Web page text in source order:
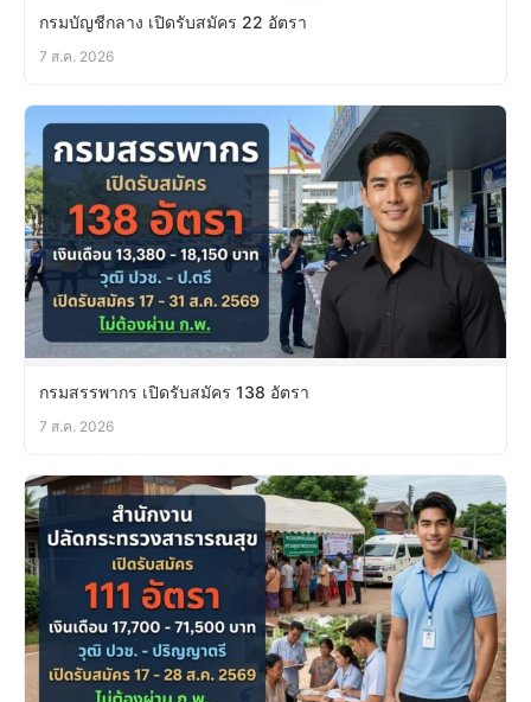
กรมบัญชีกลาง เปิดรับสมัคร 22 อัตรา
7 ส.ค. 2026
กรมสรรพากร เปิดรับสมัคร 138 อัตรา
7 ส.ค. 2026